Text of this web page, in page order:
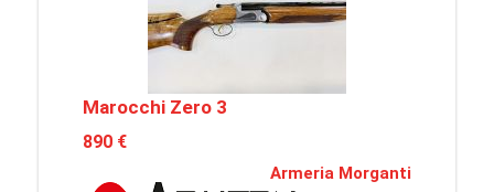
Marocchi Zero 3
890 €
Armeria Morganti